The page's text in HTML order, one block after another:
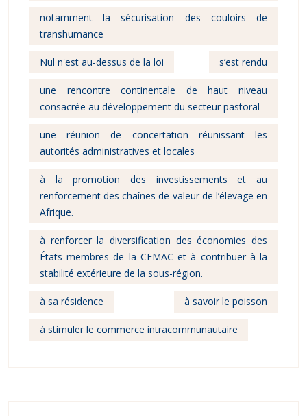
notamment la sécurisation des couloirs de
transhumance
Nul n'est au-dessus de la loi s’est rendu
une rencontre continentale de haut niveau
consacrée au développement du secteur pastoral
une réunion de concertation réunissant les
autorités administratives et locales
à la promotion des investissements et au
renforcement des chaînes de valeur de l’élevage en
Afrique.
à renforcer la diversification des économies des
États membres de la CEMAC et à contribuer à la
stabilité extérieure de la sous-région.
à sa résidence à savoir le poisson
à stimuler le commerce intracommunautaire